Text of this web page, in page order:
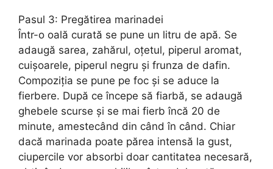
Pasul 3: Pregătirea marinadei
Într-o oală curată se pune un litru de apă. Se
adaugă sarea, zahărul, oțetul, piperul aromat,
cuișoarele, piperul negru și frunza de dafin.
Compoziția se pune pe foc și se aduce la
fierbere. După ce începe să fiarbă, se adaugă
ghebele scurse și se mai fierb încă 20 de
minute, amestecând din când în când. Chiar
dacă marinada poate părea intensă la gust,
ciupercile vor absorbi doar cantitatea necesară,